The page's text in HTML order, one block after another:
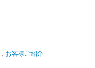
, お客様ご紹介